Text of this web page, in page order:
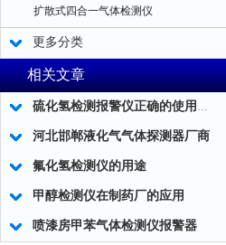
扩散式四合一气体检测仪
更多分类
相关文章
硫化氢检测报警仪正确的使用和维护方法介绍
河北邯郸液化气气体探测器厂商
氟化氢检测仪的用途
甲醇检测仪在制药厂的应用
喷漆房甲苯气体检测仪报警器